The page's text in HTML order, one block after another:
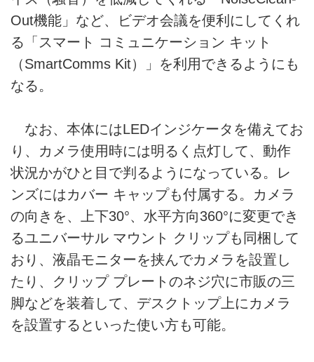
Out機能」など、ビデオ会議を便利にしてくれ
る「スマート コミュニケーション キット
（SmartComms Kit）」を利用できるようにも
なる。
なお、本体にはLEDインジケータを備えてお
り、カメラ使用時には明るく点灯して、動作
状況かがひと目で判るようになっている。レ
ンズにはカバー キャップも付属する。カメラ
の向きを、上下30°、水平方向360°に変更でき
るユニバーサル マウント クリップも同梱して
おり、液晶モニターを挟んでカメラを設置し
たり、クリップ プレートのネジ穴に市販の三
脚などを装着して、デスクトップ上にカメラ
を設置するといった使い方も可能。